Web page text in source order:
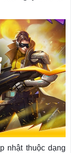
nhật thuộc dạng